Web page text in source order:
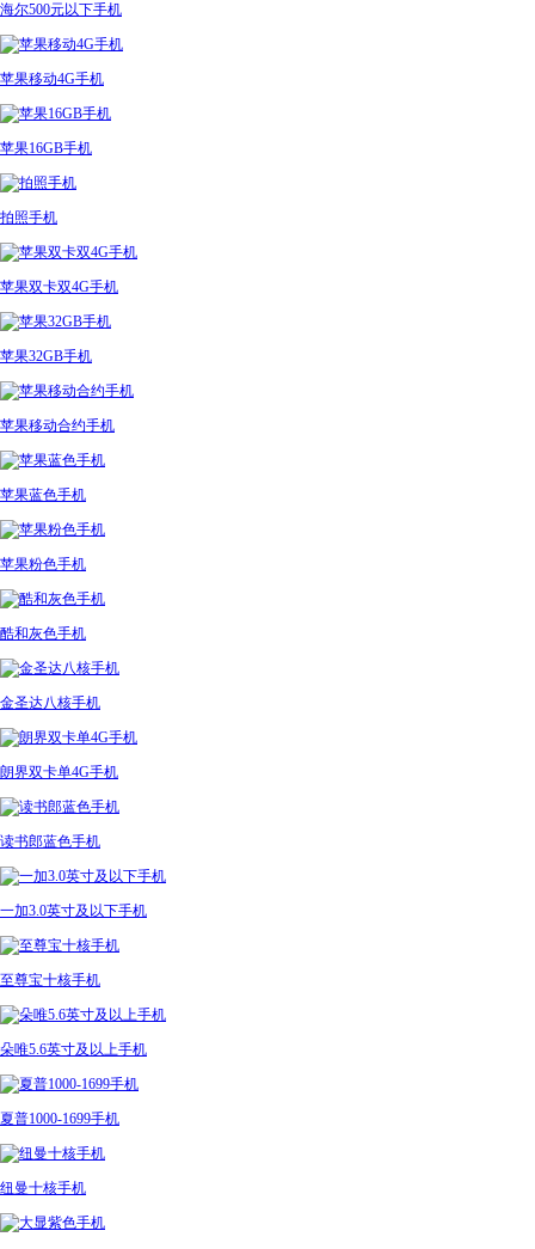
海尔500元以下手机
苹果移动4G手机
苹果16GB手机
拍照手机
苹果双卡双4G手机
苹果32GB手机
苹果移动合约手机
苹果蓝色手机
苹果粉色手机
酷和灰色手机
金圣达八核手机
朗界双卡单4G手机
读书郎蓝色手机
一加3.0英寸及以下手机
至尊宝十核手机
朵唯5.6英寸及以上手机
夏普1000-1699手机
纽曼十核手机